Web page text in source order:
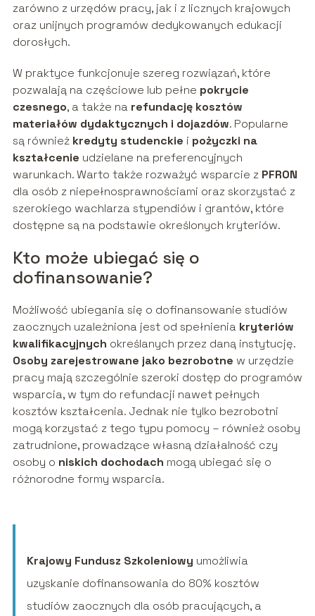
zarówno z urzędów pracy, jak i z licznych krajowych
oraz unijnych programów dedykowanych edukacji
dorosłych.
W praktyce funkcjonuje szereg rozwiązań, które
pozwalają na częściowe lub pełne pokrycie
czesnego, a także na refundację kosztów
materiałów dydaktycznych i dojazdów. Popularne
są również kredyty studenckie i pożyczki na
kształcenie udzielane na preferencyjnych
warunkach. Warto także rozważyć wsparcie z PFRON
dla osób z niepełnosprawnościami oraz skorzystać z
szerokiego wachlarza stypendiów i grantów, które
dostępne są na podstawie określonych kryteriów.
Kto może ubiegać się o
dofinansowanie?
Możliwość ubiegania się o dofinansowanie studiów
zaocznych uzależniona jest od spełnienia kryteriów
kwalifikacyjnych określanych przez daną instytucję.
Osoby zarejestrowane jako bezrobotne w urzędzie
pracy mają szczególnie szeroki dostęp do programów
wsparcia, w tym do refundacji nawet pełnych
kosztów kształcenia. Jednak nie tylko bezrobotni
mogą korzystać z tego typu pomocy – również osoby
zatrudnione, prowadzące własną działalność czy
osoby o niskich dochodach mogą ubiegać się o
różnorodne formy wsparcia.
Krajowy Fundusz Szkoleniowy umożliwia
uzyskanie dofinansowania do 80% kosztów
studiów zaocznych dla osób pracujących, a